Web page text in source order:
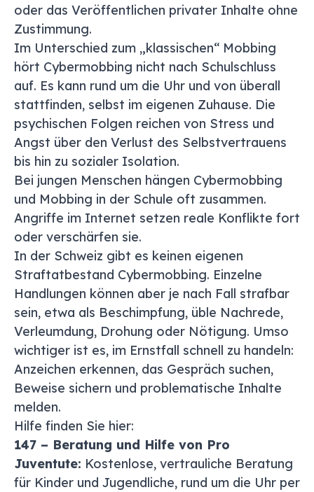
oder das Veröffentlichen privater Inhalte ohne
Zustimmung.
Im Unterschied zum „klassischen“ Mobbing
hört Cybermobbing nicht nach Schulschluss
auf. Es kann rund um die Uhr und von überall
stattfinden, selbst im eigenen Zuhause. Die
psychischen Folgen reichen von Stress und
Angst über den Verlust des Selbstvertrauens
bis hin zu sozialer Isolation.
Bei jungen Menschen hängen Cybermobbing
und Mobbing in der Schule oft zusammen.
Angriffe im Internet setzen reale Konflikte fort
oder verschärfen sie.
In der Schweiz gibt es keinen eigenen
Straftatbestand Cybermobbing. Einzelne
Handlungen können aber je nach Fall strafbar
sein, etwa als Beschimpfung, üble Nachrede,
Verleumdung, Drohung oder Nötigung. Umso
wichtiger ist es, im Ernstfall schnell zu handeln:
Anzeichen erkennen, das Gespräch suchen,
Beweise sichern und problematische Inhalte
melden.
Hilfe finden Sie hier:
147 – Beratung und Hilfe von Pro
Juventute: Kostenlose, vertrauliche Beratung
für Kinder und Jugendliche, rund um die Uhr per